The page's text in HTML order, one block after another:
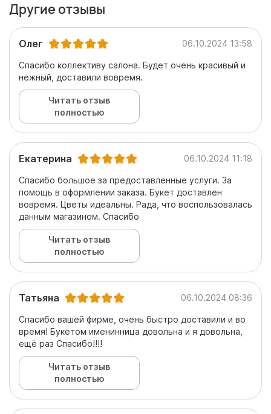
Другие отзывы
Олег 06.10.2024 13:58
Спасибо коллективу салона. Будет очень красивый и
нежный, доставили вовремя.
Читать отзыв
полностью
Екатерина 06.10.2024 11:18
Спасибо большое за предоставленные услуги. За
помощь в оформлении заказа. Букет доставлен
вовремя. Цветы идеальны. Рада, что воспользовалась
данным магазином. Спасибо
Читать отзыв
полностью
Татьяна 06.10.2024 08:36
Спасибо вашей фирме, очень быстро доставили и во
время! Букетом именинница довольна и я довольна,
ещё раз Спасибо!!!!
Читать отзыв
полностью